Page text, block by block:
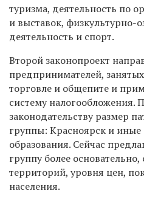
туризма, деятельность по
и выставок, физкультурно-
деятельность и спорт.
Второй законопроект
предпринимателей,
торговле и общепите и
систему налогообложения.
законодательству размер
группы: Красноярск и
образования. Сейчас
группу более
территорий, уровня цен,
населения.